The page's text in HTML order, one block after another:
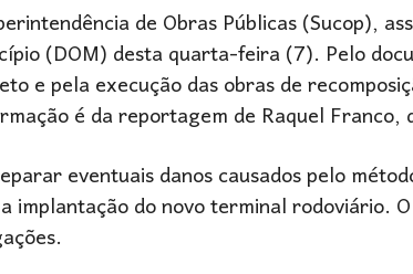
de Obras Públicas (Sucop),
(DOM) desta quarta-feira (7). Pelo
e pela execução das obras de
é da reportagem de Raquel Franco,
eventuais danos causados pelo
implantação do novo terminal rodoviário.